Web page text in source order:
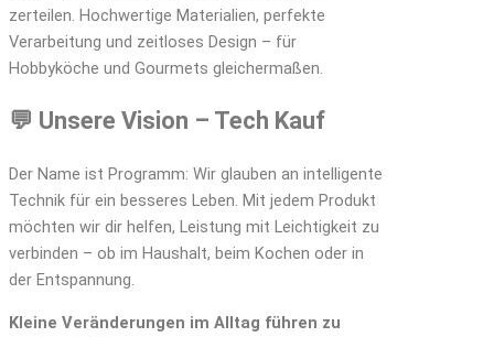
zerteilen. Hochwertige Materialien, perfekte
Verarbeitung und zeitloses Design – für
Hobbyköche und Gourmets gleichermaßen.
💬 Unsere Vision – Tech Kauf
Der Name ist Programm: Wir glauben an intelligente
Technik für ein besseres Leben. Mit jedem Produkt
möchten wir dir helfen, Leistung mit Leichtigkeit zu
verbinden – ob im Haushalt, beim Kochen oder in
der Entspannung.
Kleine Veränderungen im Alltag führen zu